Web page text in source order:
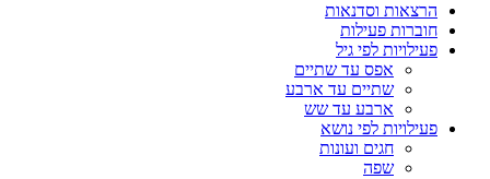
הרצאות וסדנאות
חוברות פעילות
פעילויות לפי גיל
אפס עד שתיים
שתיים עד ארבע
ארבע עד שש
פעילויות לפי נושא
חגים ועונות
שפה